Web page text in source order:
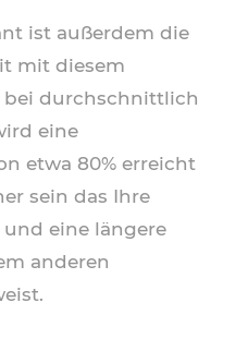
ist außerdem die
mit diesem
bei durchschnittlich
eine
etwa 80% erreicht
sein das Ihre
eine längere
anderen